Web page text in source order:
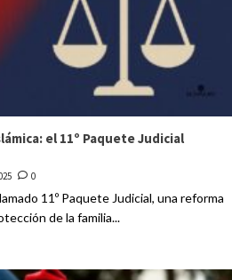
el 11º Paquete Judicial
0
11º Paquete Judicial, una reforma
de la familia...